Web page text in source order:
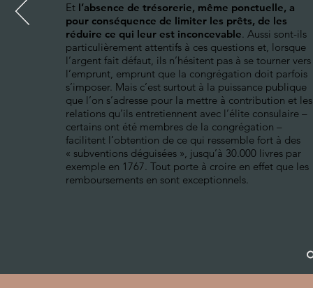
Et l’absence de trésorerie, même ponctuelle, a
pour conséquence de limiter les prêts, de les
réduire ce qui leur est inconcevable. Aussi sont-ils
particulièrement attentifs à ces questions et, lorsque
l’argent fait défaut, ils n’hésitent pas à se tourner vers
l’emprunt, emprunt que la congrégation doit parfois
s’imposer. Mais c’est surtout à la puissance publique
que l’on s’adresse pour la mettre à contribution et les
relations qu’ils entretiennent avec l’élite consulaire –
certains ont été membres de la congrégation –
facilitent l’obtention de ce qui ressemble fort à des
« subventions déguisées », jusqu’à 30.000 livres par
exemple en 1767. Tout porte à croire en effet que les
remboursements en sont exceptionnels.